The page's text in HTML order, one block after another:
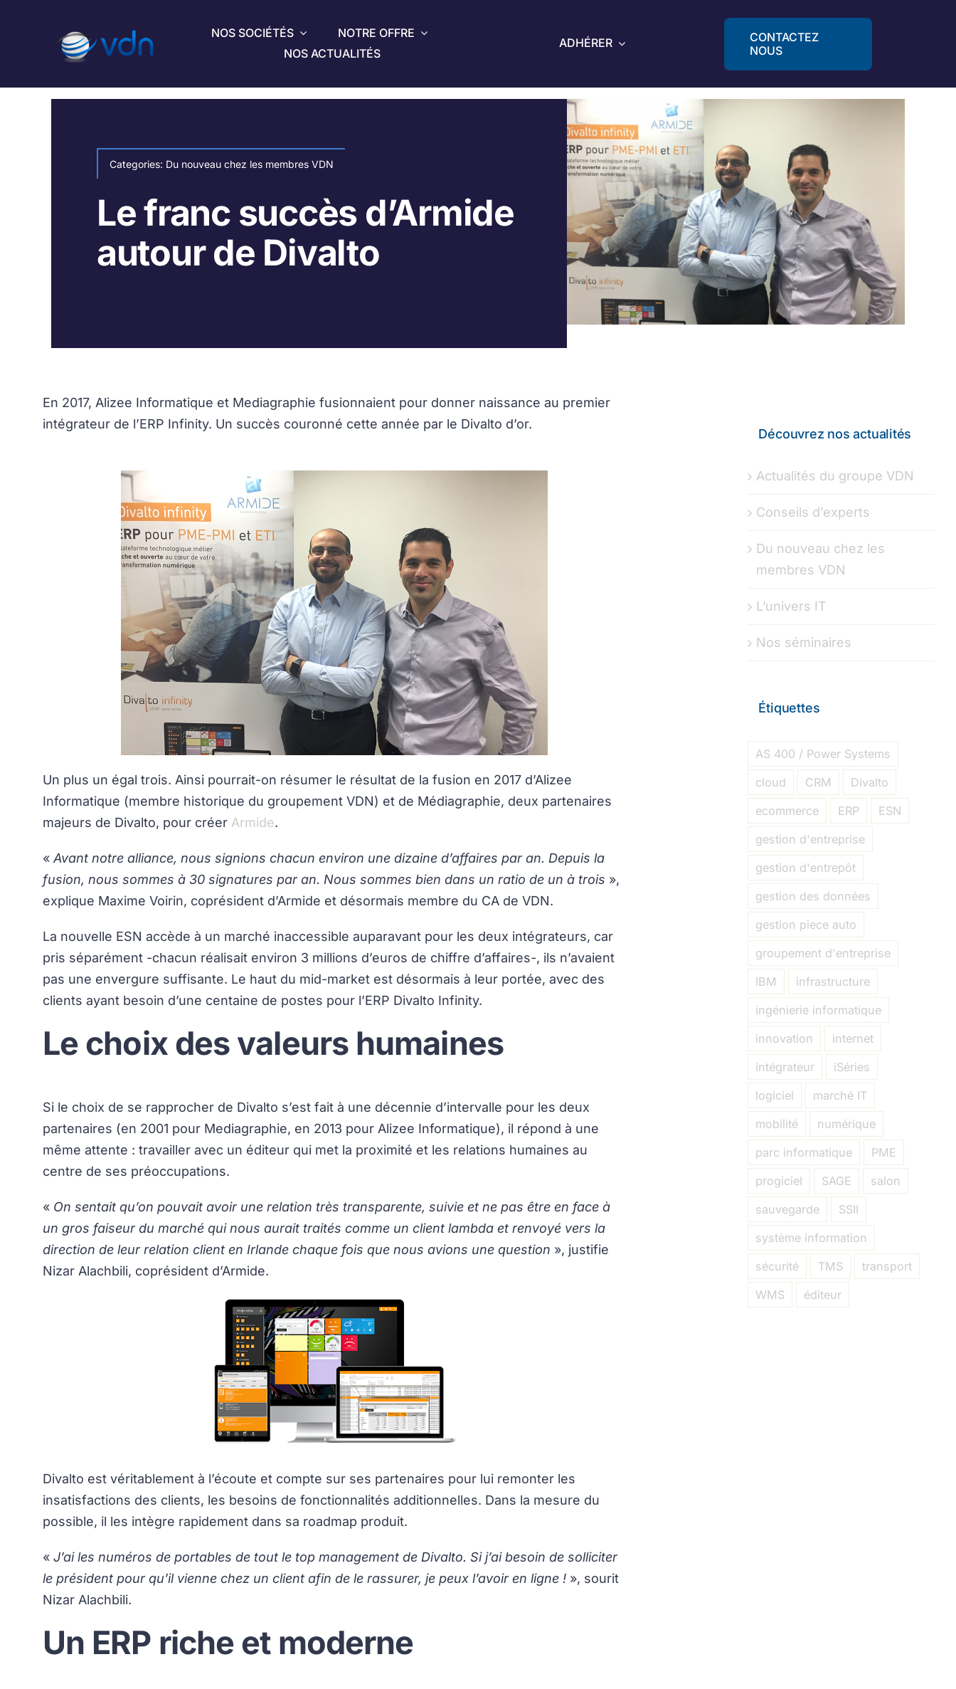
NOS SOCIÉTÉS
NOTRE OFFRE
NOS ACTUALITÉS
ADHÉRER
CONTACTEZ
NOUS
Categories: Du nouveau chez les membres VDN
Le franc succès d’Armide
autour de Divalto
En 2017, Alizee Informatique et Mediagraphie fusionnaient pour donner naissance au premier
intégrateur de l’ERP Infinity. Un succès couronné cette année par le Divalto d’or.
Un plus un égal trois. Ainsi pourrait-on résumer le résultat de la fusion en 2017 d’Alizee
Informatique (membre historique du groupement VDN) et de Médiagraphie, deux partenaires
majeurs de Divalto, pour créer Armide.
« Avant notre alliance, nous signions chacun environ une dizaine d’affaires par an. Depuis la
fusion, nous sommes à 30 signatures par an. Nous sommes bien dans un ratio de un à trois »,
explique Maxime Voirin, coprésident d’Armide et désormais membre du CA de VDN.
La nouvelle ESN accède à un marché inaccessible auparavant pour les deux intégrateurs, car
pris séparément -chacun réalisait environ 3 millions d’euros de chiffre d’affaires-, ils n’avaient
pas une envergure suffisante. Le haut du mid-market est désormais à leur portée, avec des
clients ayant besoin d’une centaine de postes pour l’ERP Divalto Infinity.
Le choix des valeurs humaines
Si le choix de se rapprocher de Divalto s’est fait à une décennie d’intervalle pour les deux
partenaires (en 2001 pour Mediagraphie, en 2013 pour Alizee Informatique), il répond à une
même attente : travailler avec un éditeur qui met la proximité et les relations humaines au
centre de ses préoccupations.
« On sentait qu’on pouvait avoir une relation très transparente, suivie et ne pas être en face à
un gros faiseur du marché qui nous aurait traités comme un client lambda et renvoyé vers la
direction de leur relation client en Irlande chaque fois que nous avions une question », justifie
Nizar Alachbili, coprésident d’Armide.
Divalto est véritablement à l’écoute et compte sur ses partenaires pour lui remonter les
insatisfactions des clients, les besoins de fonctionnalités additionnelles. Dans la mesure du
possible, il les intègre rapidement dans sa roadmap produit.
« J’ai les numéros de portables de tout le top management de Divalto. Si j’ai besoin de solliciter
le président pour qu’il vienne chez un client afin de le rassurer, je peux l’avoir en ligne ! », sourit
Nizar Alachbili.
Un ERP riche et moderne
Découvrez nos actualités
Actualités du groupe VDN
Conseils d’experts
Du nouveau chez les
membres VDN
L’univers IT
Nos séminaires
Étiquettes
AS 400 / Power Systems
cloud
CRM
Divalto
ecommerce
ERP
ESN
gestion d'entreprise
gestion d'entrepôt
gestion des données
gestion piece auto
groupement d'entreprise
IBM
infrastructure
ingénierie informatique
innovation
internet
intégrateur
iSéries
logiciel
marché IT
mobilité
numérique
parc informatique
PME
progiciel
SAGE
salon
sauvegarde
SSII
système information
sécurité
TMS
transport
WMS
éditeur